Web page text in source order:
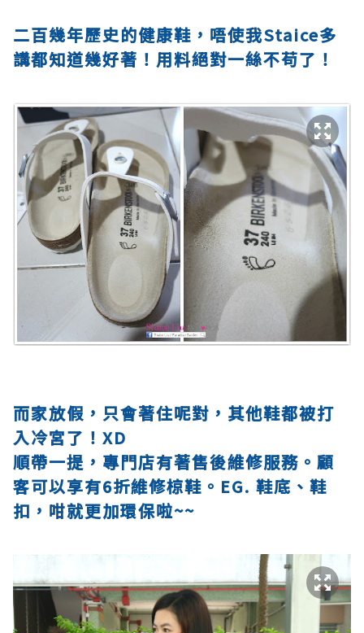
二百幾年歷史的健康鞋，唔使我Staice多
講都知道幾好著！用料絕對一絲不苟了！
而家放假，只會著住呢對，其他鞋都被打
入冷宮了！XD
順帶一提，專門店有著售後維修服務。顧
客可以享有6折維修椋鞋。EG. 鞋底、鞋
扣，咁就更加環保啦~~